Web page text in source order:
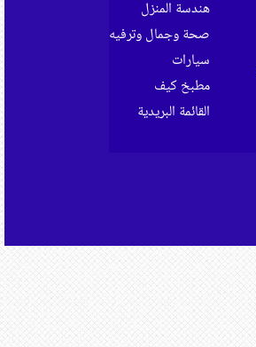
هندسة المنزل
صحة وجمال وترفيه
سيارات
مطبخ كيف
القائمة البريدية